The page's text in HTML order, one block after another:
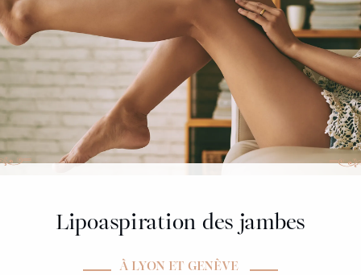
Lipoaspiration des jambes
À LYON ET GENÈVE